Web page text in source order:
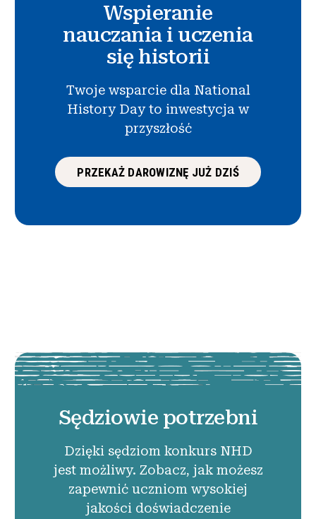
Wspieranie
nauczania i uczenia
się historii
Twoje wsparcie dla National
History Day to inwestycja w
przyszłość
PRZEKAŻ DAROWIZNĘ JUŻ DZIŚ
Sędziowie potrzebni
Dzięki sędziom konkurs NHD
jest możliwy. Zobacz, jak możesz
zapewnić uczniom wysokiej
jakości doświadczenie